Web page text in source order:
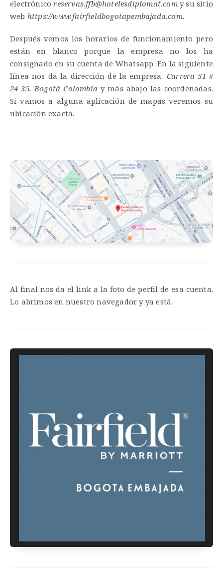
electrónicoreservas.ffb@hotelesdiplomat.comy su sitio
web https://www.fairfieldbogotapembajada.com.
Después vemos los horarios de funcionamiento pero
están en blanco porque la empresa no los ha
consignado en su cuenta de Whatsapp. En la siguiente
línea nos da la dirección de la empresa: Carrera 51 #
24 35, Bogotá Colombiay más abajo las coordenadas.
Si vamos a alguna aplicación de mapas veremos su
ubicación exacta.
Al final nos da el link a la foto de perfil de esa cuenta.
Lo abrimos en nuestro navegador y ya está.